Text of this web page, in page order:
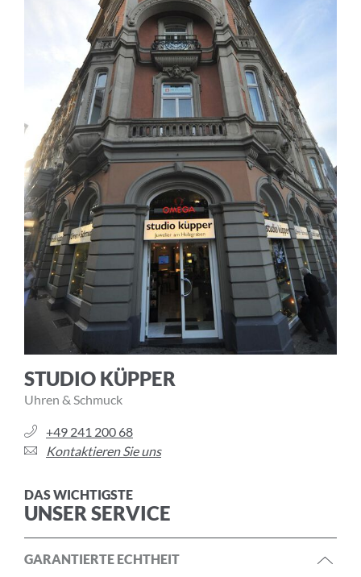
STUDIO KÜPPER
Uhren & Schmuck
+49 241 200 68
Kontaktieren Sie uns
DAS WICHTIGSTE
UNSER SERVICE
GARANTIERTE ECHTHEIT